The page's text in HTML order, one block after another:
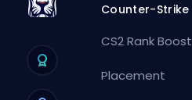
Counter-Strike
CS2 Rank Boost
Placement